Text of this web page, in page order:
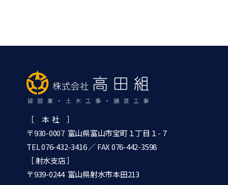
［ 本 社 ］
〒930-0007 富山県富山市宝町１丁目１-７
TEL 076-432-3416／ FAX 076-442-3598
［ 射水支店 ］
〒939-0244 富山県射水市本田213